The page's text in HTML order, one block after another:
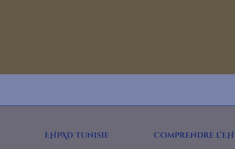
EHPAD Tunisie Comprendre